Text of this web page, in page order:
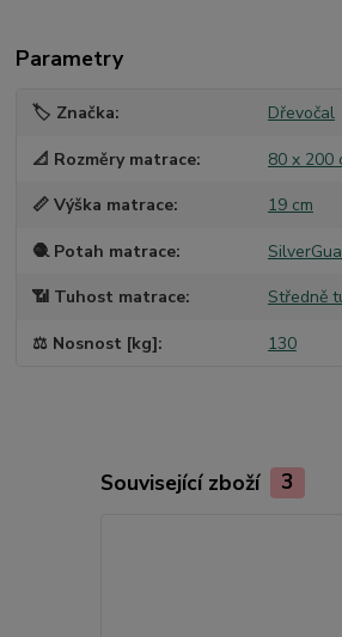
Parametry
🏷️ Značka Dřevočal
📐 Rozměry matrace 80 x 200
📏 Výška matrace 19 cm
🧶 Potah matrace
📶 Tuhost matrace Středně
⚖️ Nosnost [kg] 130
Související zboží 3